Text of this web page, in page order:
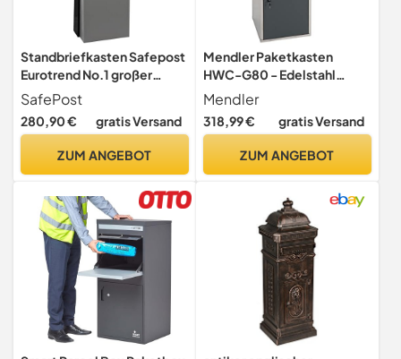
Standbriefkasten Safepost
Eurotrend No.1 großer
Postkasten anthrazit-
silbergrau Postbox modern
SafePost
280,90 € gratis Versand
ZUM ANGEBOT
Mendler Paketkasten
HWC-G80 - Edelstahl
anthrazit
Mendler
318,99 € gratis Versand
ZUM ANGEBOT